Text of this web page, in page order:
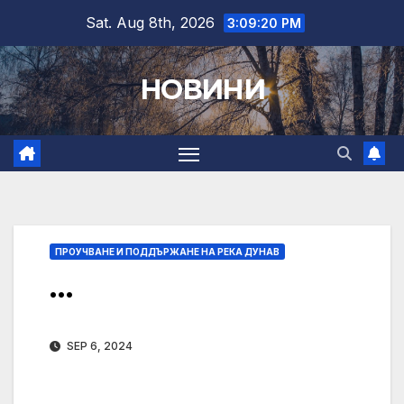
content
Sat. Aug 8th, 2026 3:09:20 PM
НОВИНИ
ПРОУЧВАНЕ И ПОДДЪРЖАНЕ НА РЕКА ДУНАВ
…
SEP 6, 2024